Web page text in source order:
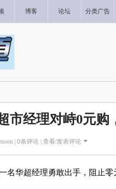
博客 论坛 分类广告
市经理对峙0元购
| 0条评论 | 查看/发表评论
名华超经理勇敢出手，阻止